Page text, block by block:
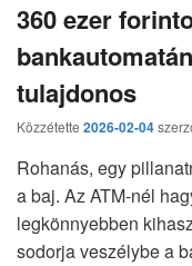
360 ezer
tulajdonos
Közzétette 2026-02-04
Rohanás, egy
a baj. Az ATM-nél
legkönnyebben
sodorja veszélybe a